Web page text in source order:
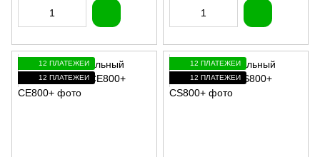
12 ПЛАТЕЖЕЙ
12 ПЛАТЕЖЕЙ
12 ПЛАТЕЖЕЙ
12 ПЛАТЕЖЕЙ